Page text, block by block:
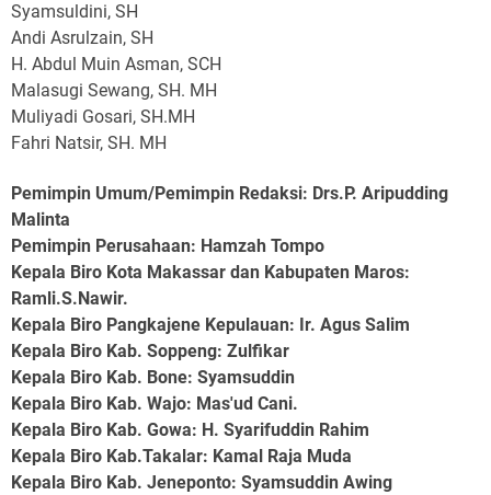
Syamsuldini, SH
Andi Asrulzain, SH
H. Abdul Muin Asman, SCH
Malasugi Sewang, SH. MH
Muliyadi Gosari, SH.MH
Fahri Natsir, SH. MH
Pemimpin Umum/Pemimpin Redaksi: Drs.P. Aripudding
Malinta
Pemimpin Perusahaan: Hamzah Tompo
Kepala Biro Kota Makassar dan Kabupaten Maros:
Ramli.S.Nawir.
Kepala Biro Pangkajene Kepulauan: Ir. Agus Salim
Kepala Biro Kab. Soppeng: Zulfikar
Kepala Biro Kab. Bone: Syamsuddin
Kepala Biro Kab. Wajo: Mas'ud Cani.
Kepala Biro Kab. Gowa: H. Syarifuddin Rahim
Kepala Biro Kab.Takalar: Kamal Raja Muda
Kepala Biro Kab. Jeneponto: Syamsuddin Awing